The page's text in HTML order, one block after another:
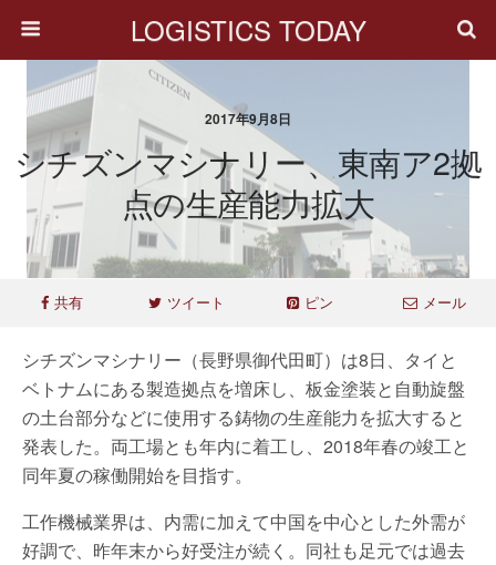
LOGISTICS TODAY
2017年9月8日
シチズンマシナリー、東南ア2拠
点の生産能力拡大
共有 ツイート ピン メール
シチズンマシナリー（長野県御代田町）は8日、タイと
ベトナムにある製造拠点を増床し、板金塗装と自動旋盤
の土台部分などに使用する鋳物の生産能力を拡大すると
発表した。両工場とも年内に着工し、2018年春の竣工と
同年夏の稼働開始を目指す。
工作機械業界は、内需に加えて中国を中心とした外需が
好調で、昨年末から好受注が続く。同社も足元では過去